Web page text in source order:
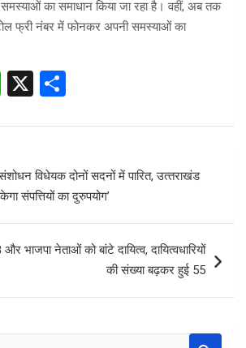
का समाधान किया जा रहा है। वहीं, अब तक
फ्री नंबर में फोनकर अपनी समस्याओं का
W
at
s
A
p
X
ar
e
विधेयक दोनों सदनों में पारित, उत्‍तराखंड
संपत्तियों का दुरुपयोग’
भाजपा नेताओं को बांटे दायित्व, दायित्वधारियों
की संख्या बढ़कर हुई 55